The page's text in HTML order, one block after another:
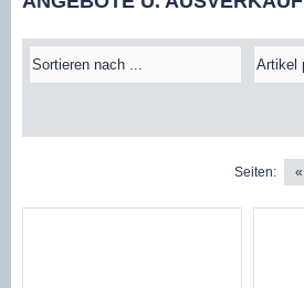
Seiten: «